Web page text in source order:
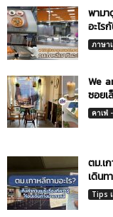
พามา
อะไร
ภาษา
We
ซอย
คาเฟ่
ตม.เ
เดินท
Tips